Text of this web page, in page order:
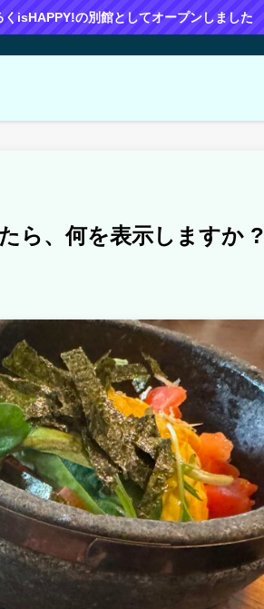
くisHAPPY!の別館としてオープンしました
ら、何を表示しますか ?